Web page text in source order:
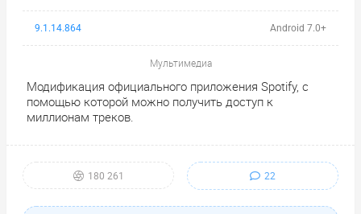
9.1.14.864 Android 7.0+
Мультимедиа
Модификация официального приложения Spotify, с
помощью которой можно получить доступ к
миллионам треков.
180 261 22